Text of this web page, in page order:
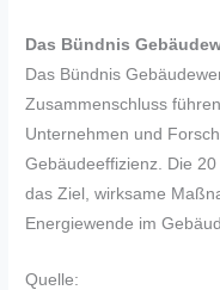
Das Bündnis
Das Bündnis
Zusammenschluss
Unternehmen und
Gebäudeeffizienz. Die
das Ziel, wirksame
Energiewende im
Quelle: